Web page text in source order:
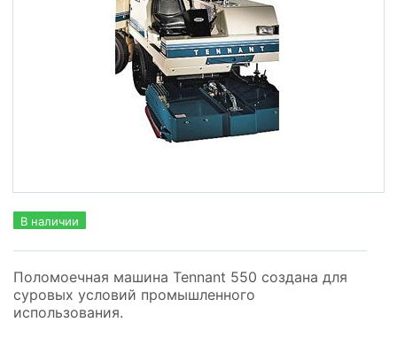
В наличии
Поломоечная машина Tennant 550 создана для
суровых условий промышленного
использования.